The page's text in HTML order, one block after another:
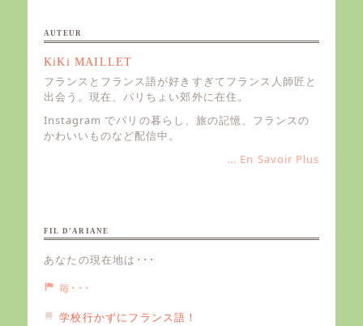
AUTEUR
KiKi MAILLET
フランスとフランス語が好きすぎてフランス人師匠と
出会う。現在、パリちょい郊外に在住。
Instagram でパリの暮らし、旅の記憶、フランスの
かわいいものなど配信中。
... En Savoir Plus
FIL D’ARIANE
あなたの現在地は･･･
毎･･･
学校行かずにフランス語！